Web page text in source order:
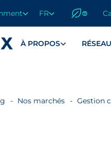
À PROPOS
FR
Nos marchés Gestion